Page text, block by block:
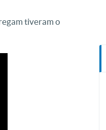
tiveram o